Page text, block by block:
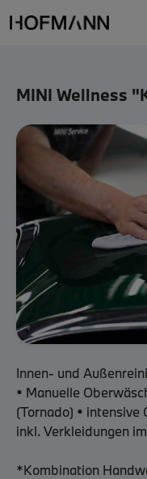
MINI Wellness
Innen- und
• Manuelle
(Tornado) •
inkl. Verkleidungen
*Kombination